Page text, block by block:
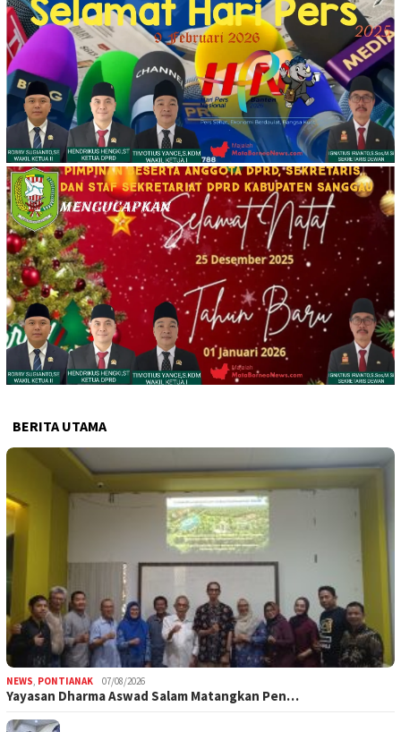
BERITA UTAMA
NEWS, PONTIANAK 07/08/2026
Yayasan Dharma Aswad Salam Matangkan Pen…